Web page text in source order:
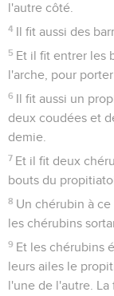
l'autre côté.
4 Il fit aussi des
5 Et il fit entrer les
l'arche, pour porter
6 Il fit aussi un
deux coudées et
demie.
7 Et il fit deux
bouts du
8 Un chérubin à
les chérubins
9 Et les chérubins
leurs ailes le
l'une de l'autre.